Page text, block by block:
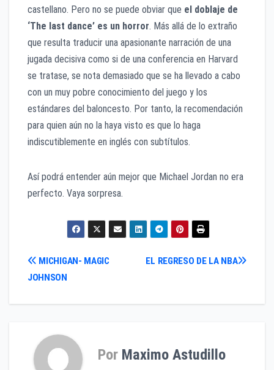
castellano. Pero no se puede obviar que el doblaje de
‘The last dance’ es un horror. Más allá de lo extraño
que resulta traducir una apasionante narración de una
jugada decisiva como si de una conferencia en Harvard
se tratase, se nota demasiado que se ha llevado a cabo
con un muy pobre conocimiento del juego y los
estándares del baloncesto. Por tanto, la recomendación
para quien aún no la haya visto es que lo haga
indiscutiblemente en inglés con subtítulos.
Así podrá entender aún mejor que Michael Jordan no era
perfecto. Vaya sorpresa.
Navegación
EL REGRESO DE LA NBA
MICHIGAN- MAGIC
JOHNSON
Por Maximo Astudillo